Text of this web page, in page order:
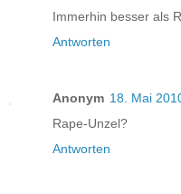
Immerhin besser als
Antworten
Anonym 18. Mai
Rape-Unzel?
Antworten